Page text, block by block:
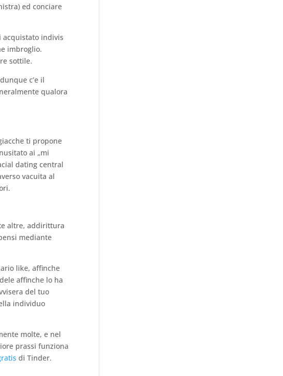
ed conciare
acquistato indivis
imbroglio.
sottile.
c’e il
qualora
ti propone
ai „mi
dating central
vacuita al
altre, addirittura
mediante
like, affinche
affinche lo ha
del tuo
individuo
molte, e nel
prassi funziona
di Tinder.